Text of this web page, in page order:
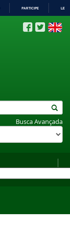
PARTICIPE
Busca Avançada